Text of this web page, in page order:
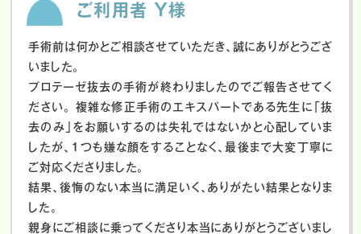
ご利用者 Y様
手術前は何かとご相談させていただき、誠にありがとうござ
いました。
プロテーゼ抜去の手術が終わりましたのでご報告させてく
ださい。
複雑な修正手術のエキスパートである先生に「抜
去のみ」をお願いするのは失礼ではないかと心配していま
したが、１つも嫌な顔をすることなく、最後まで大変丁寧に
ご対応くださりました。
結果、後悔のない本当に満足いく、ありがたい結果となりま
した。
親身にご相談に乗ってくださり本当にありがとうございまし